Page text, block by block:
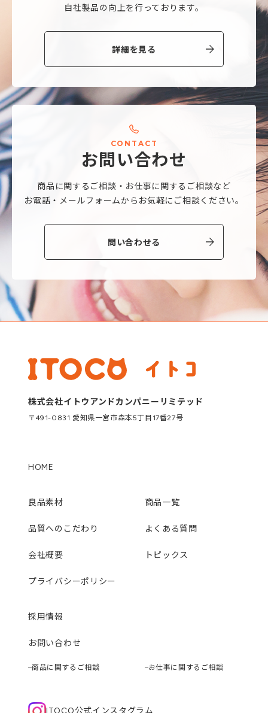
自社製品の向上を行っております。
詳細を見る
CO N T AC T
お問い合わせ
商品に関するご相談・ お仕事に関するご相談など
お電話・メールフォームから お気軽にご相談ください。
問い合わせる
株式会社イトウアンドカンパニーリミテッド
〒491-0831 愛知県一宮市森本5丁目17番27号
HOME
良品素材 商品一覧
品質へのこだわり よくある質問
会社概要 トピックス
プライバシーポリシー
採用情報
お問い合わせ
商品に関するご相談 お仕事に関するご相談
ITOCO公式インスタグラム